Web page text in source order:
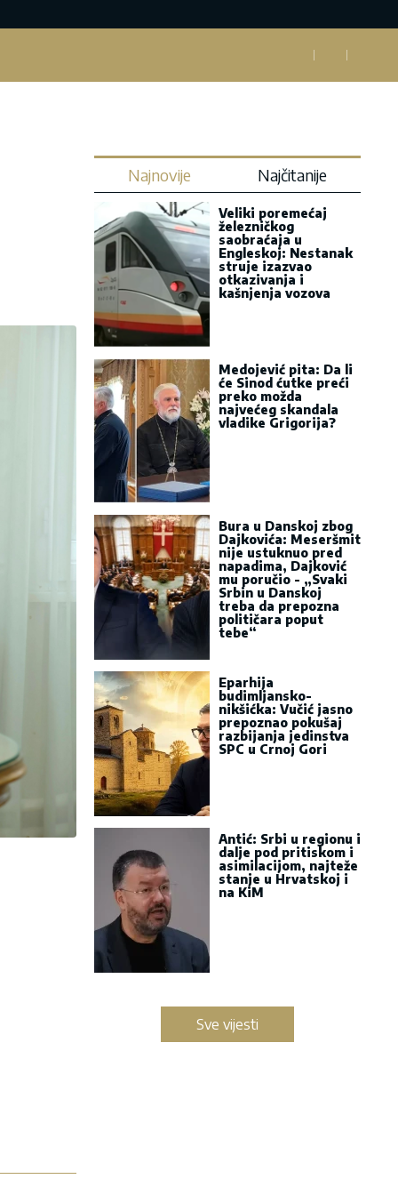
Najnovije Najčitanije
Veliki poremećaj
železničkog
saobraćaja u
Engleskoj: Nestanak
struje izazvao
otkazivanja i
kašnjenja vozova
Medojević pita: Da li
će Sinod ćutke preći
preko možda
najvećeg skandala
vladike Grigorija?
Bura u Danskoj zbog
Dajkovića: Meseršmit
nije ustuknuo pred
napadima, Dajković
mu poručio - „Svaki
Srbin u Danskoj
treba da prepozna
političara poput
tebe“
Eparhija
budimljansko-
nikšićka: Vučić jasno
prepoznao pokušaj
razbijanja jedinstva
SPC u Crnoj Gori
Antić: Srbi u regionu i
dalje pod pritiskom i
asimilacijom, najteže
stanje u Hrvatskoj i
na KiM
Sve vijesti